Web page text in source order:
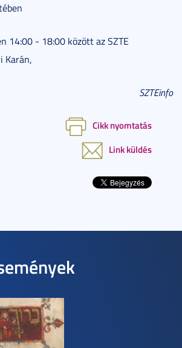
14:00 - 18:00 között az SZTE
Karán,
SZTEinfo
Cikk nyomtatás
Link küldés